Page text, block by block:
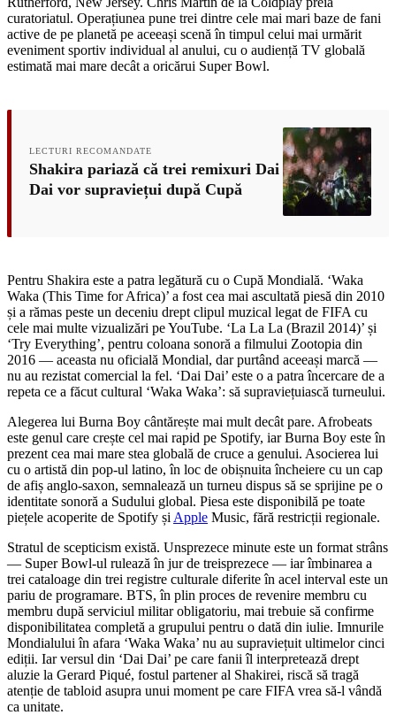
curatoriatul. Operațiunea pune trei dintre cele mai mari baze de fani
active de pe planetă pe aceeași scenă în timpul celui mai urmărit
eveniment sportiv individual al anului, cu o audiență TV globală
estimată mai mare decât a oricărui Super Bowl.
LECTURI RECOMANDATE
Shakira pariază că trei remixuri Dai
Dai vor supraviețui după Cupă
Pentru Shakira este a patra legătură cu o Cupă Mondială. ‘Waka
Waka (This Time for Africa)’ a fost cea mai ascultată piesă din 2010
și a rămas peste un deceniu drept clipul muzical legat de FIFA cu
cele mai multe vizualizări pe YouTube. ‘La La La (Brazil 2014)’ și
‘Try Everything’, pentru coloana sonoră a filmului Zootopia din
2016 — aceasta nu oficială Mondial, dar purtând aceeași marcă —
nu au rezistat comercial la fel. ‘Dai Dai’ este o a patra încercare de a
repeta ce a făcut cultural ‘Waka Waka’: să supraviețuiască turneului.
Alegerea lui Burna Boy cântărește mai mult decât pare. Afrobeats
este genul care crește cel mai rapid pe Spotify, iar Burna Boy este în
prezent cea mai mare stea globală de cruce a genului. Asocierea lui
cu o artistă din pop-ul latino, în loc de obișnuita încheiere cu un cap
de afiș anglo-saxon, semnalează un turneu dispus să se sprijine pe o
identitate sonoră a Sudului global. Piesa este disponibilă pe toate
piețele acoperite de Spotify și Apple Music, fără restricții regionale.
Stratul de scepticism există. Unsprezece minute este un format strâns
— Super Bowl-ul rulează în jur de treisprezece — iar îmbinarea a
trei cataloage din trei registre culturale diferite în acel interval este un
pariu de programare. BTS, în plin proces de revenire membru cu
membru după serviciul militar obligatoriu, mai trebuie să confirme
disponibilitatea completă a grupului pentru o dată din iulie. Imnurile
Mondialului în afara ‘Waka Waka’ nu au supraviețuit ultimelor cinci
ediții. Iar versul din ‘Dai Dai’ pe care fanii îl interpretează drept
aluzie la Gerard Piqué, fostul partener al Shakirei, riscă să tragă
atenție de tabloid asupra unui moment pe care FIFA vrea să-l vândă
ca unitate.